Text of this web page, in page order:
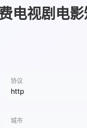
电视剧电
协议
http
城市